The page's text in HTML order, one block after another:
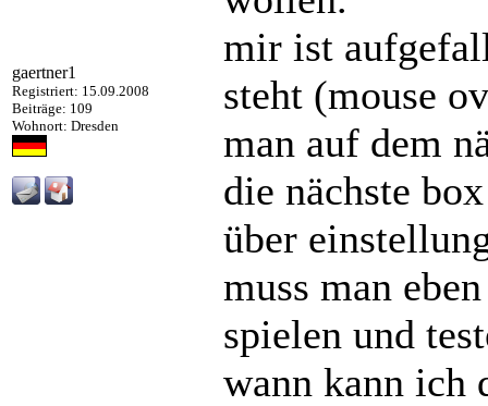
gaertner1
Registriert: 15.09.2008
Beiträge: 109
Wohnort: Dresden
mir ist
steht (mouse
man auf dem
die nächste
über
muss man
spielen und
wann kann ich